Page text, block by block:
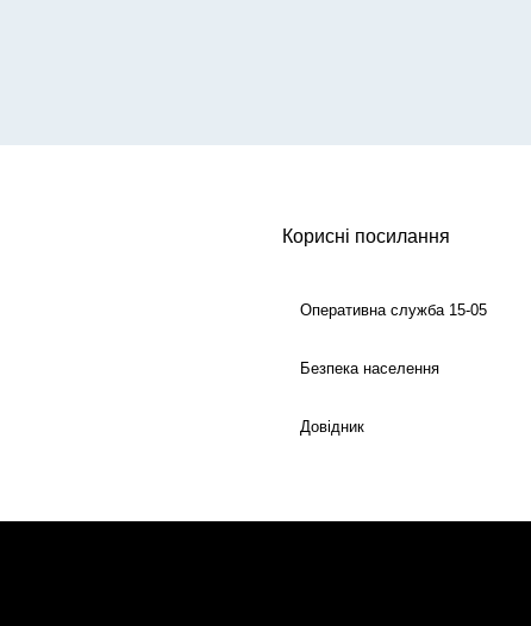
Корисні посилання
Оперативна служба 15-05
Безпека населення
Довідник